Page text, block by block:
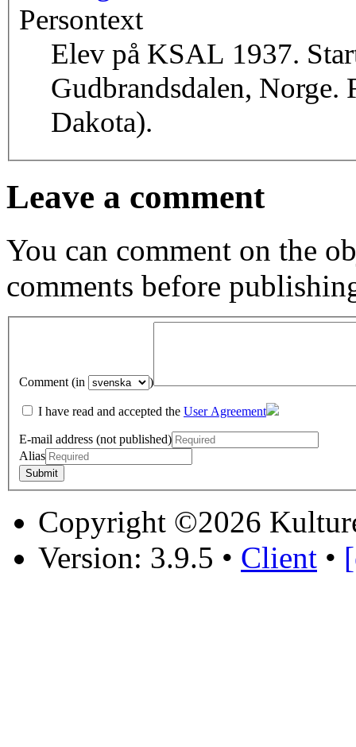
Persontext
Elev på KSAL 1937.
Gudbrandsdalen,
Dakota).
Leave a comment
You can comment on the
comments before
Comment (in )
I have read and accepted the User Agreement
E-mail address (not published)
Alias
Copyright ©2026
Version: 3.9.5 • Client •